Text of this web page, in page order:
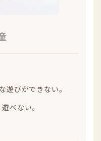
遊びができない。
べない。